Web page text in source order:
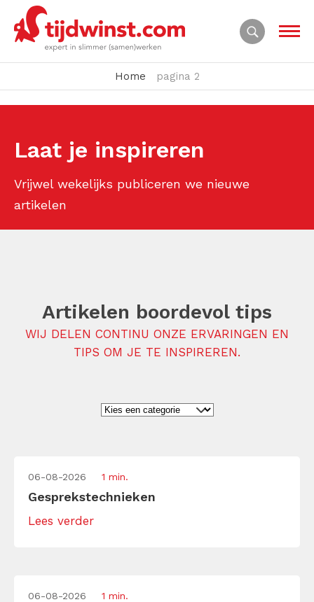
Home pagina 2
Laat je inspireren
Vrijwel wekelijks publiceren we nieuwe
artikelen
Artikelen boordevol tips
WIJ DELEN CONTINU ONZE ERVARINGEN EN
TIPS OM JE TE INSPIREREN.
06-08-2026 1 min.
Gesprekstechnieken
Lees verder
06-08-2026 1 min.